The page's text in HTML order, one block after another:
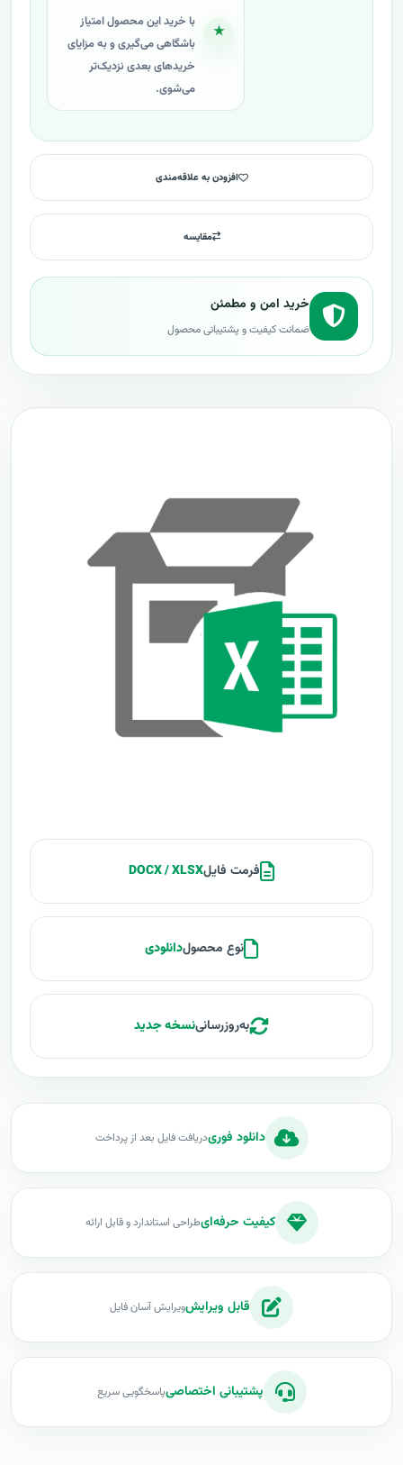
★
با خرید این محصول امتیاز
باشگاهی می‌گیری و به مزایای
خریدهای بعدی نزدیک‌تر
می‌شوی.
افزودن به علاقه‌مندی
مقایسه
خرید امن و مطمئن
ضمانت کیفیت و پشتیبانی محصول
فرمت فایلDOCX / XLSX
نوع محصولدانلودی
به‌روزرسانینسخه جدید
دانلود فوریدریافت فایل بعد از پرداخت
کیفیت حرفه‌ایطراحی استاندارد و قابل ارائه
قابل ویرایشویرایش آسان فایل
پشتیبانی اختصاصیپاسخگویی سریع